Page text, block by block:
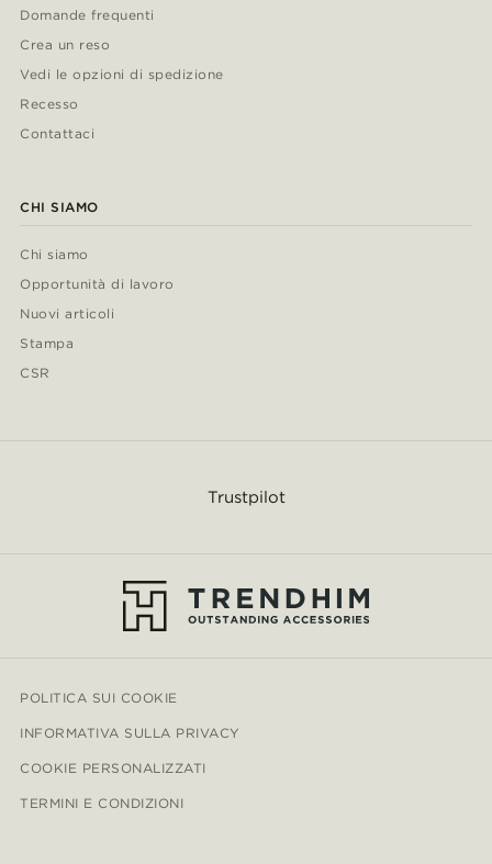
Domande frequenti
Crea un reso
Vedi le opzioni di spedizione
Recesso
Contattaci
CHI SIAMO
Chi siamo
Opportunità di lavoro
Nuovi articoli
Stampa
CSR
Trustpilot
POLITICA SUI COOKIE
INFORMATIVA SULLA PRIVACY
COOKIE PERSONALIZZATI
TERMINI E CONDIZIONI